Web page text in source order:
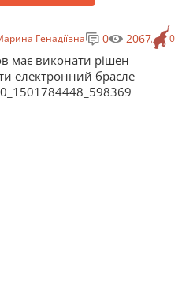
Генадіївна 0
0 2067